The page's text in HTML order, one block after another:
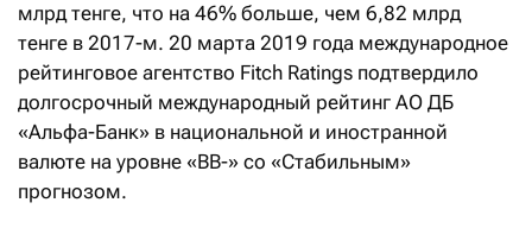
млрд тенге, что на 46% больше, чем 6,82 млрд
тенге в 2017-м. 20 марта 2019 года международное
рейтинговое агентство Fitch Ratings подтвердило
долгосрочный международный рейтинг АО ДБ
«Альфа-Банк» в национальной и иностранной
валюте на уровне «BB-» со «Стабильным»
прогнозом.